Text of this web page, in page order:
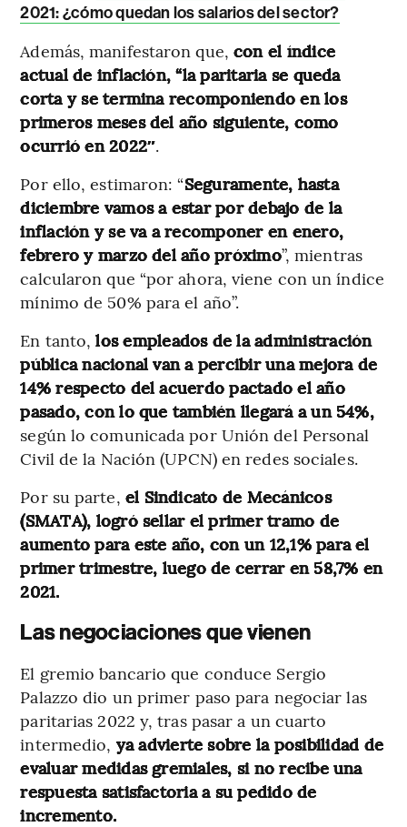
2021: ¿cómo quedan los salarios del sector?
Además, manifestaron que, con el índice
actual de inflación, “la paritaria se queda
corta y se termina recomponiendo en los
primeros meses del año siguiente, como
ocurrió en 2022″.
Por ello, estimaron: “Seguramente, hasta
diciembre vamos a estar por debajo de la
inflación y se va a recomponer en enero,
febrero y marzo del año próximo”, mientras
calcularon que “por ahora, viene con un índice
mínimo de 50% para el año”.
En tanto,los empleados de la administración
pública nacional van a percibir una mejora de
14% respecto del acuerdo pactado el año
pasado, con lo que también llegará a un 54%,
según lo comunicada por Unión del Personal
Civil de la Nación (UPCN) en redes sociales.
Por su parte, el Sindicato de Mecánicos
(SMATA), logró sellar el primer tramo de
aumento para este año, con un 12,1% para el
primer trimestre, luego de cerrar en 58,7% en
2021.
Las negociaciones que vienen
El gremio bancario que conduce Sergio
Palazzo dio un primer paso para negociar las
paritarias 2022 y, tras pasar a un cuarto
intermedio, ya advierte sobre la posibilidad de
evaluar medidas gremiales, si no recibe una
respuesta satisfactoria a su pedido de
incremento.